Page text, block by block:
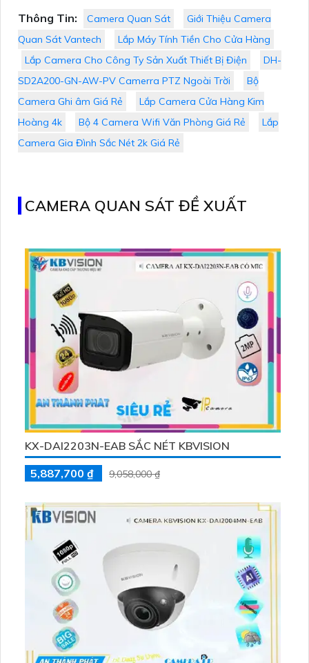
Thông Tin: Camera Quan Sát
Giới Thiệu Camera
Quan Sát Vantech
Lắp Máy Tính Tiền Cho Cửa Hàng
Lắp Camera Cho Công Ty Sản Xuất Thiết Bị Điện
DH-
SD2A200-GN-AW-PV Camerra PTZ Ngoài Trời
Bộ
Camera Ghi âm Giá Rẻ
Lắp Camera Cửa Hàng Kim
Hoàng 4k
Bộ 4 Camera Wifi Văn Phòng Giá Rẻ
Lắp
Camera Gia Đình Sắc Nét 2k Giá Rẻ
CAMERA QUAN SÁT ĐỀ XUẤT
KX-DAI2203N-EAB SẮC NÉT KBVISION
5,887,700 ₫
9,058,000 ₫